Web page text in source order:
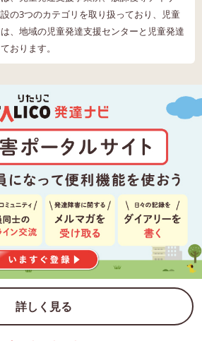
の3つのカテゴリを取り扱っており、児童
、地域の児童発達支援センターと児童発達
おります。
詳しく見る